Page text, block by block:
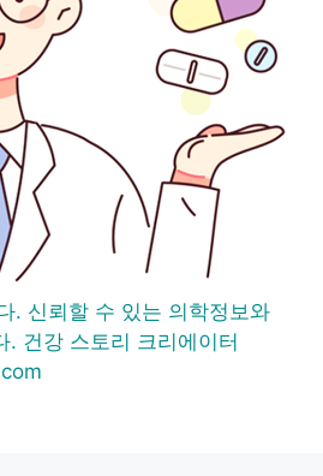
. 신뢰할 수 있는 의학정보와
. 건강 스토리 크리에이터